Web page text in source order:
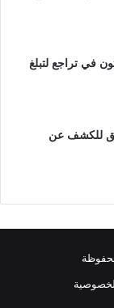
في تراجع لتبلغ
للكشف عن